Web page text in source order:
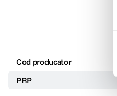
Cod producator
PRP